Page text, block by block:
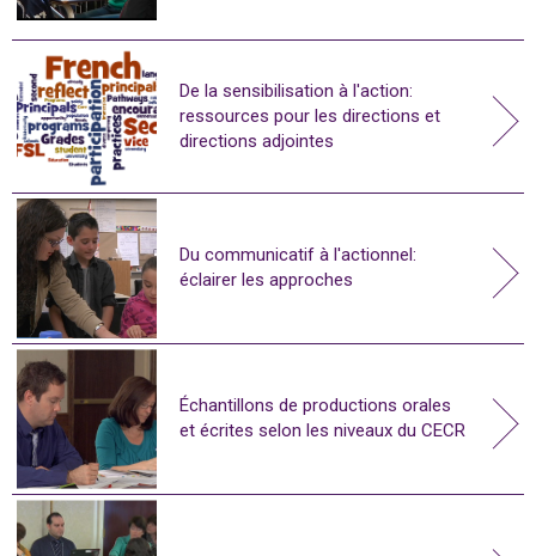
De la sensibilisation à l'action:
ressources pour les directions et
directions adjointes
Du communicatif à l'actionnel:
éclairer les approches
Échantillons de productions orales
et écrites selon les niveaux du CECR